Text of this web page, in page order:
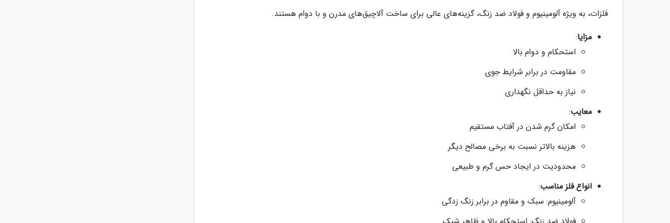
فلزات، به ویژه آلومینیوم و فولاد ضد زنگ، گزینه‌های عالی برای ساخت آلاچیق‌های مدرن و با دوام هستند.
مزایا:
استحکام و دوام بالا
مقاومت در برابر شرایط جوی
نیاز به حداقل نگهداری
معایب:
امکان گرم شدن در آفتاب مستقیم
هزینه بالاتر نسبت به برخی مصالح دیگر
محدودیت در ایجاد حس گرم و طبیعی
انواع فلز مناسب:
آلومینیوم: سبک و مقاوم در برابر زنگ زدگی